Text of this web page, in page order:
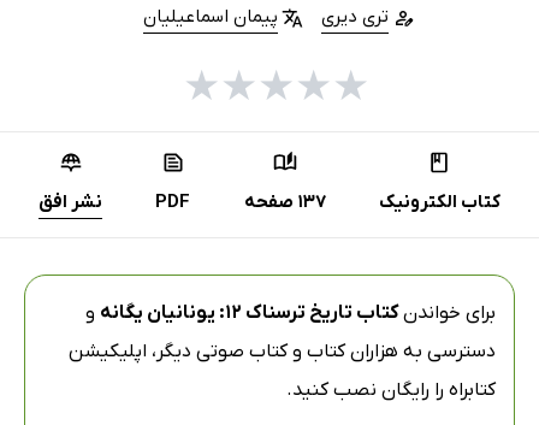
تری دیری پیمان اسماعیلیان
★
★
★
★
★
کتاب الکترونیک 137 صفحه PDF نشر افق
برای خواندنکتاب تاریخ ترسناک 12: یونانیان یگانه
و
دسترسی به هزاران کتاب و کتاب صوتی دیگر، اپلیکیشن
کتابراه را رایگان نصب کنید.